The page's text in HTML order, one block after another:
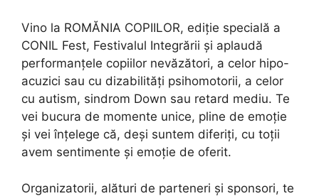
Vino la ROMĂNIA COPIILOR, ediție specială a
CONIL Fest, Festivalul Integrării și aplaudă
performanțele copiilor nevăzători, a celor hipo-
acuzici sau cu dizabilități psihomotorii, a celor
cu autism, sindrom Down sau retard mediu. Te
vei bucura de momente unice, pline de emoție
și vei înțelege că, deși suntem diferiți, cu toții
avem sentimente și emoție de oferit.
Organizatorii, alături de parteneri și sponsori, te